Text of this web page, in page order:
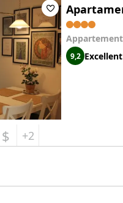
Appartement
9,2 Excellent
$ +2